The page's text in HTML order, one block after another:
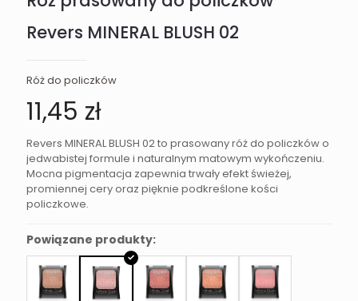
Revers MINERAL BLUSH 02
Róż do policzków
11,45 zł
Revers MINERAL BLUSH 02 to prasowany róż do policzków o
jedwabistej formule i naturalnym matowym wykończeniu.
Mocna pigmentacja zapewnia trwały efekt świeżej,
promiennej cery oraz pięknie podkreślone kości
policzkowe.
Powiązane produkty: